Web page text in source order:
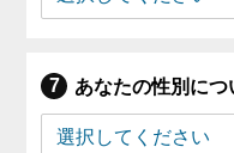
あなたの性別に